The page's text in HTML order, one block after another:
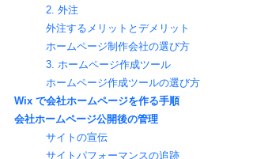
2. 外注
外注するメリットとデメリット
ホームページ制作会社の選び方
3. ホームページ作成ツール
ホームページ作成ツールの選び方
Wix で会社ホームページを作る手順
会社ホームページ公開後の管理
サイトの宣伝
サイトパフォーマンスの追跡